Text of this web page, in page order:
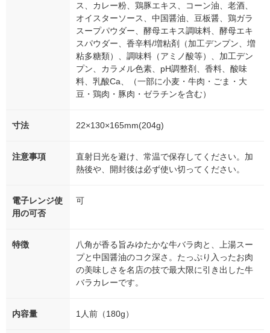
ス、カレー粉、鶏豚エキス、コーン油、老酒、
オイスターソース、中国醤油、豆板醤、鶏ガラ
スープパウダー、酵母エキス調味料、酵母エキ
スパウダー、香辛料/増粘剤（加工デンプン、増
粘多糖類）、調味料（アミノ酸等）、加工デン
プン、カラメル色素、pH調整剤、香料、酸味
料、乳酸Ca、（一部に小麦・牛肉・ごま・大
豆・鶏肉・豚肉・ゼラチンを含む）
寸法 22×130×165mm(204g)
注意事項
直射日光を避け、常温で保存してください。加
熱後や、開封後は必ず使い切ってください。
電子レンジ使
用の可否
可
特徴
八角が香る旨みゆたかな牛バラ肉と、上湯スー
プと中国醤油のコク深さ。たっぷり入ったお肉
の美味しさを名店の技で最大限に引き出した牛
バラカレーです。
内容量 1人前（180g）